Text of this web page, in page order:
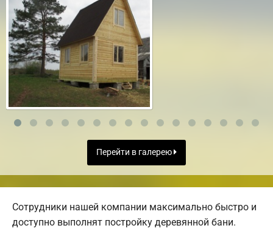
Перейти в галерею
Сотрудники нашей компании максимально быстро и
доступно выполнят постройку деревянной бани.